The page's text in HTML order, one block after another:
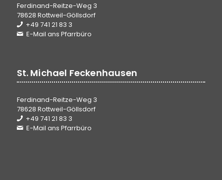
Ferdinand-Reitze-Weg 3
78628 Rottweil-Göllsdorf
+49 741 21 83 3
E-Mail ans Pfarrbüro
St. Michael Feckenhausen
Ferdinand-Reitze-Weg 3
78628 Rottweil-Göllsdorf
+49 741 21 83 3
E-Mail ans Pfarrbüro